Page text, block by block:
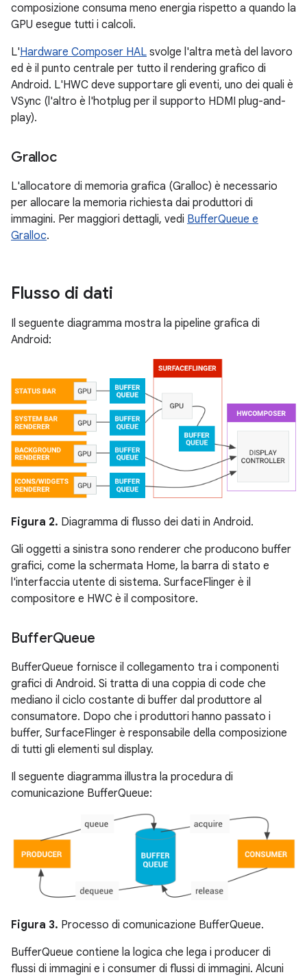
composizione consuma meno energia rispetto a quando la
GPU esegue tutti i calcoli.
L'Hardware Composer HAL svolge l'altra metà del lavoro
ed è il punto centrale per tutto il rendering grafico di
Android. L'HWC deve supportare gli eventi, uno dei quali è
VSync (l'altro è l'hotplug per il supporto HDMI plug-and-
play).
Gralloc
L'allocatore di memoria grafica (Gralloc) è necessario
per allocare la memoria richiesta dai produttori di
immagini. Per maggiori dettagli, vedi BufferQueue e
Gralloc.
Flusso di dati
Il seguente diagramma mostra la pipeline grafica di
Android:
Figura 2. Diagramma di flusso dei dati in Android.
Gli oggetti a sinistra sono renderer che producono buffer
grafici, come la schermata Home, la barra di stato e
l'interfaccia utente di sistema. SurfaceFlinger è il
compositore e HWC è il compositore.
BufferQueue
BufferQueue fornisce il collegamento tra i componenti
grafici di Android. Si tratta di una coppia di code che
mediano il ciclo costante di buffer dal produttore al
consumatore. Dopo che i produttori hanno passato i
buffer, SurfaceFlinger è responsabile della composizione
di tutti gli elementi sul display.
Il seguente diagramma illustra la procedura di
comunicazione BufferQueue:
Figura 3. Processo di comunicazione BufferQueue.
BufferQueue contiene la logica che lega i producer di
flussi di immagini e i consumer di flussi di immagini. Alcuni